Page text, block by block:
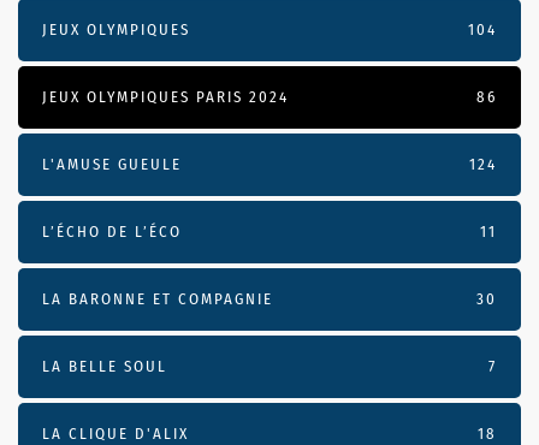
JEUX OLYMPIQUES 104
JEUX OLYMPIQUES PARIS 2024 86
L'AMUSE GUEULE 124
L’ÉCHO DE L’ÉCO 11
LA BARONNE ET COMPAGNIE 30
LA BELLE SOUL 7
LA CLIQUE D'ALIX 18